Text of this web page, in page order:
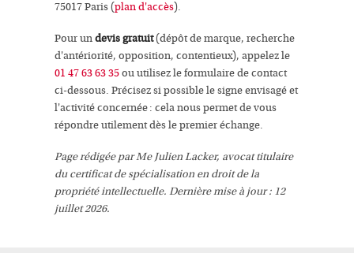
75017 Paris (plan d'accès).
Pour undevis gratuit(dépôt de marque, recherche
d'antériorité, opposition, contentieux), appelez le
01 47 63 63 35ou utilisez le formulaire de contact
ci-dessous. Précisez si possible le signe envisagé et
l'activité concernée : cela nous permet de vous
répondre utilement dès le premier échange.
Page rédigée par Me Julien Lacker, avocat titulaire
du certificat de spécialisation en droit de la
propriété intellectuelle. Dernière mise à jour : 12
juillet 2026.